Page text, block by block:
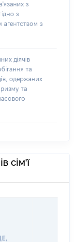
з
з
агентством з
діячів
та
одержаних
та
сім'ї